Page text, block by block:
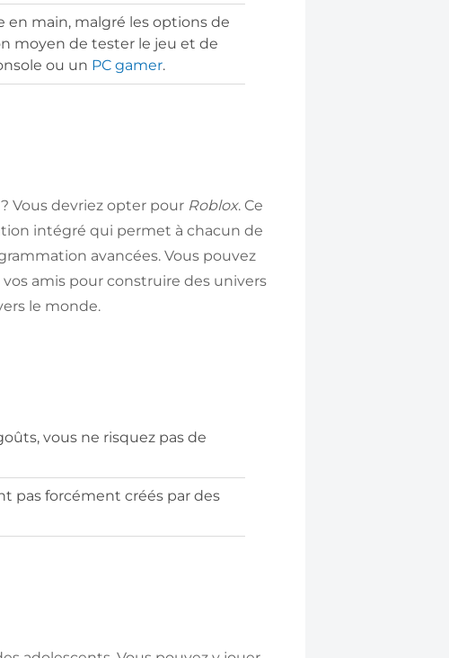
en main, malgré les options de
moyen de tester le jeu et de
ou un PC gamer.
Vous devriez opter pour Roblox. Ce
intégré qui permet à chacun de
avancées. Vous pouvez
amis pour construire des univers
le monde.
vous ne risquez pas de
pas forcément créés par des